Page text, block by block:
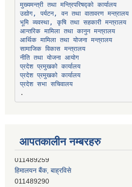
मुख्यमन्त्री तथा मन्त्रिपरिषद्को कार्यालय
उद्योग, पर्यटन, वन तथा वातावरण मन्त्रालय
भूमि व्यवस्था, कृषि तथा सहकारी मन्त्रालय
आन्तरिक मामिला तथा कानुन मन्त्रालय
आर्थिक मामिला तथा योजना मन्त्रालय
सामाजिक विकास मन्त्रालय
नीति तथा योजना आयोग
प्रदेश प्रमुखको कार्यालय
प्रदेश प्रमुखको कार्यालय
प्रदेश सभा सचिवालय
आपतकालीन नम्बरहरु
हिमालयन बैंक, बाह्रविसे
011489290
लक्ष्मी बैंक, चाैतारा